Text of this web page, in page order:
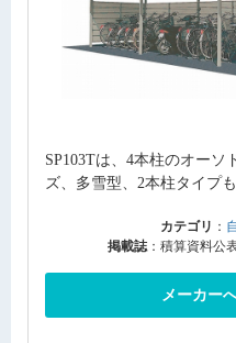
SP103Tは、4本柱のオーソ
ズ、多雪型、2本柱タイプも
カテゴリ ：
掲載誌 ：積算資料公
メーカー